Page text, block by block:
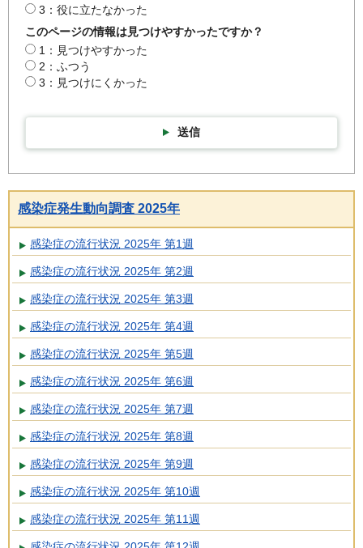
3：役に立たなかった
このページの情報は見つけやすかったですか？
1：見つけやすかった
2：ふつう
3：見つけにくかった
送信
感染症発生動向調査 2025年
感染症の流行状況 2025年 第1週
感染症の流行状況 2025年 第2週
感染症の流行状況 2025年 第3週
感染症の流行状況 2025年 第4週
感染症の流行状況 2025年 第5週
感染症の流行状況 2025年 第6週
感染症の流行状況 2025年 第7週
感染症の流行状況 2025年 第8週
感染症の流行状況 2025年 第9週
感染症の流行状況 2025年 第10週
感染症の流行状況 2025年 第11週